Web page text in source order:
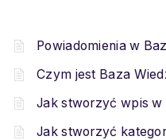
Powiadomienia w
Czym jest Baza
Jak stworzyć wpis w
Jak stworzyć